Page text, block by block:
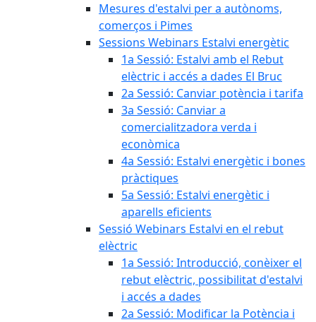
Mesures d'estalvi per a autònoms,
comerços i Pimes
Sessions Webinars Estalvi energètic
1a Sessió: Estalvi amb el Rebut
elèctric i accés a dades El Bruc
2a Sessió: Canviar potència i tarifa
3a Sessió: Canviar a
comercialitzadora verda i
econòmica
4a Sessió: Estalvi energètic i bones
pràctiques
5a Sessió: Estalvi energètic i
aparells eficients
Sessió Webinars Estalvi en el rebut
elèctric
1a Sessió: Introducció, conèixer el
rebut elèctric, possibilitat d'estalvi
i accés a dades
2a Sessió: Modificar la Potència i